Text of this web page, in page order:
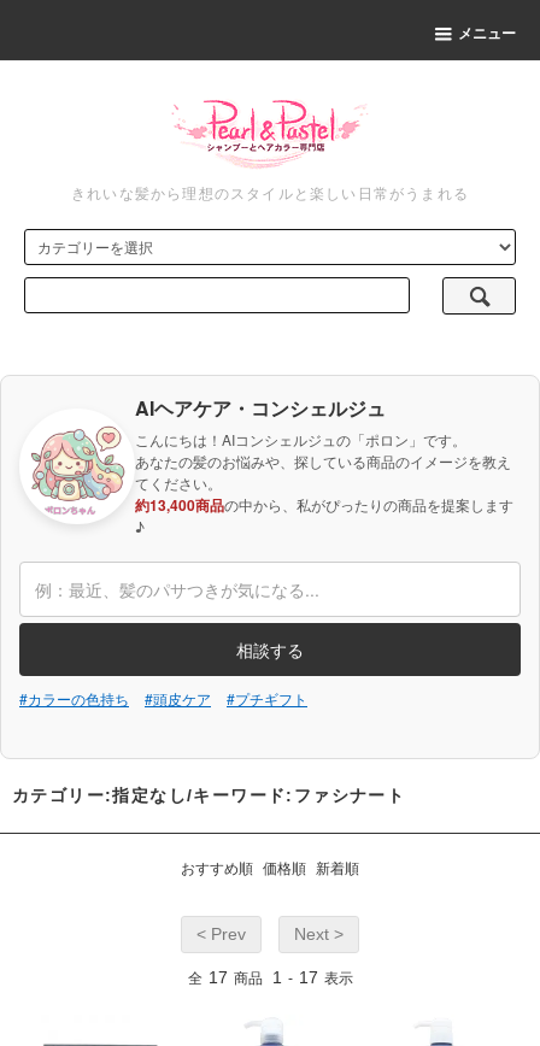
メニュー
きれいな髪から理想のスタイルと楽しい日常がうまれる
AIヘアケア・コンシェルジュ
こんにちは！AIコンシェルジュの「ポロン」です。
あなたの髪のお悩みや、探している商品のイメージを教え
てください。
約13,400商品の中から、私がぴったりの商品を提案します
♪
相談する
#カラーの色持ち #頭皮ケア #プチギフト
カテゴリー:指定なし/キーワード:ファシナート
おすすめ順 価格順 新着順
< Prev Next >
全 17 商品 1 - 17 表示